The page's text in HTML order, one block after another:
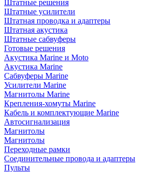
Штатные решения
Штатные усилители
Штатная проводка и адаптеры
Штатная акустика
Штатные сабвуферы
Готовые решения
Акустика Marine и Moto
Акустика Marine
Сабвуферы Marine
Усилители Marine
Магнитолы Marine
Крепления-хомуты Marine
Кабель и комплектующие Marine
Автосигнализация
Магнитолы
Магнитолы
Переходные рамки
Соединительные провода и адаптеры
Пульты